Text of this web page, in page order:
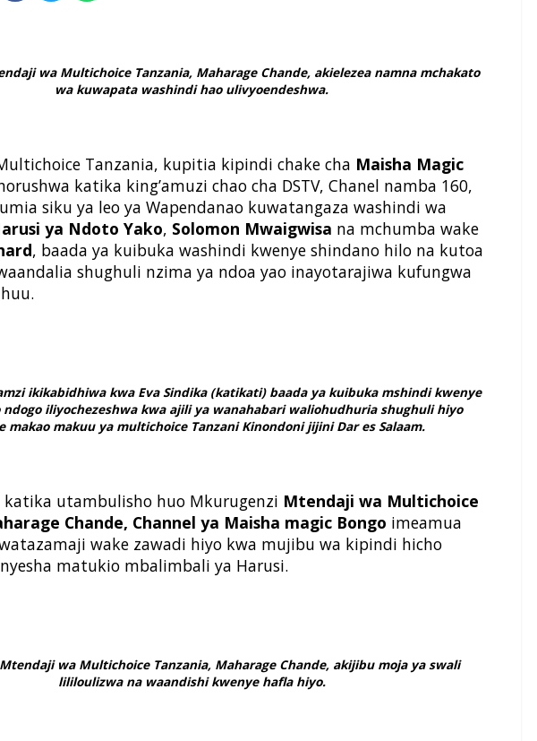
wa Multichoice Tanzania, Maharage Chande, akielezea namna mchakato
wa kuwapata washindi hao ulivyoendeshwa.
Tanzania, kupitia kipindi chake cha Maisha Magic
katika king’amuzi chao cha DSTV, Chanel namba 160,
siku ya leo ya Wapendanao kuwatangaza washindi wa
ya Ndoto Yako, Solomon Mwaigwisa na mchumba wake
, baada ya kuibuka washindi kwenye shindano hilo na kutoa
shughuli nzima ya ndoa yao inayotarajiwa kufungwa
ikikabidhiwa kwa Eva Sindika (katikati) baada ya kuibuka mshindi kwenye
ndogo iliyochezeshwa kwa ajili ya wanahabari waliohudhuria shughuli hiyo
makao makuu ya multichoice Tanzani Kinondoni jijini Dar es Salaam.
katika utambulisho huo Mkurugenzi Mtendaji wa Multichoice
Chande, Channel ya Maisha magic Bongo imeamua
wake zawadi hiyo kwa mujibu wa kipindi hicho
matukio mbalimbali ya Harusi.
wa Multichoice Tanzania, Maharage Chande, akijibu moja ya swali
lililoulizwa na waandishi kwenye hafla hiyo.